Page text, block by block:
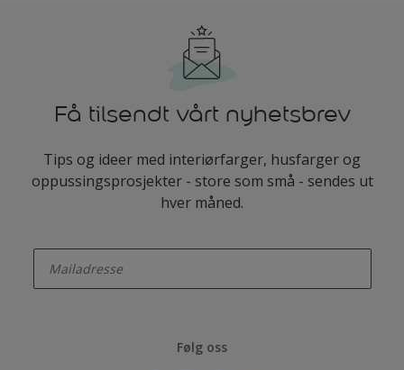
Få tilsendt vårt nyhetsbrev
Tips og ideer med interiørfarger, husfarger og
oppussingsprosjekter - store som små - sendes ut
hver måned.
Følg oss